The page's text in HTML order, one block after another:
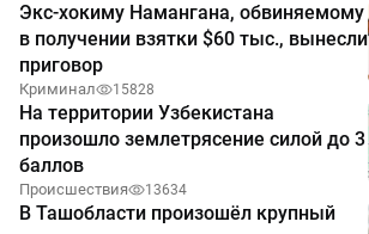
Экс-хокиму Намангана, обвиняемому
в получении взятки $60 тыс., вынесли
приговор
Криминал 15828
На территории Узбекистана
произошло землетрясение силой до 3
баллов
Происшествия 13634
В Ташобласти произошёл крупный